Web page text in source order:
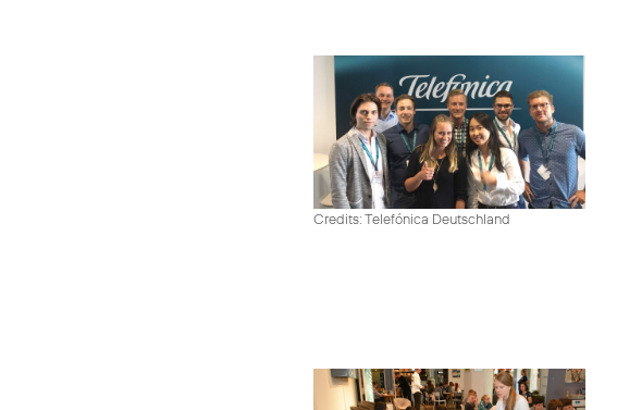
Credits: Telefónica Deutschland